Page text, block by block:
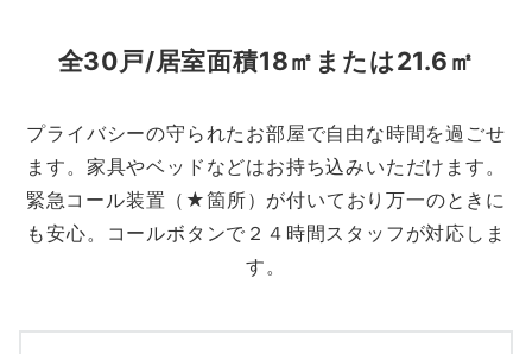
全30戸/居室面積18㎡または21.6㎡
プライバシーの守られたお部屋で自由な時間を過ごせ
ます。家具やベッドなどはお持ち込みいただけます。
緊急コール装置（★箇所）が付いており万一のときに
も安心。コールボタンで２４時間スタッフが対応しま
す。